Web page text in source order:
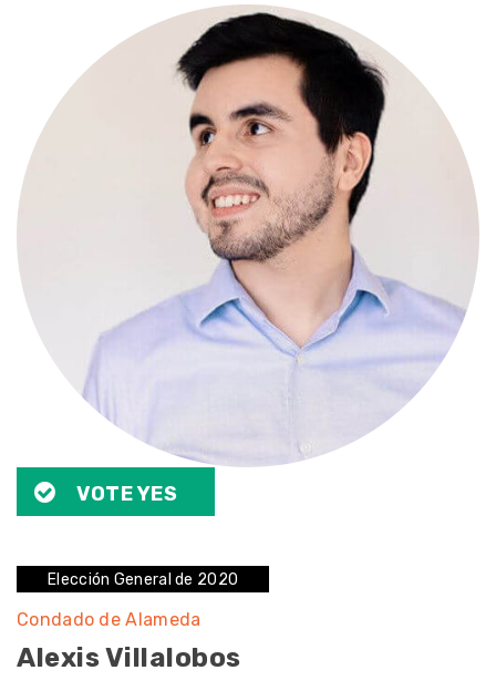
VOTE YES
Elección General de 2020
Condado de Alameda
Alexis Villalobos